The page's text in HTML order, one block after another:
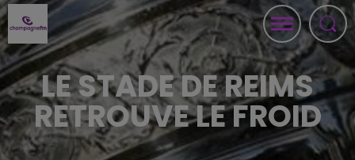
LE STADE DE REIMS
RETROUVE LE FROID